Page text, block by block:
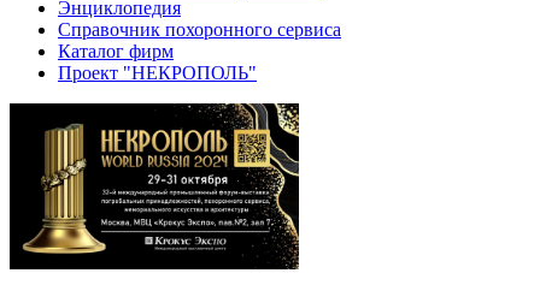
Энциклопедия
Справочник похоронного сервиса
Каталог фирм
Проект "НЕКРОПОЛЬ"